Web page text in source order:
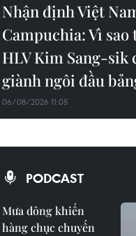
Nhận định Việt
Campuchia: Vì sao
HLV Kim Sang-sik
giành ngôi đầu
06/08/2026 11:05
PODCAST
Mưa dông khiến
hàng chục chuyến